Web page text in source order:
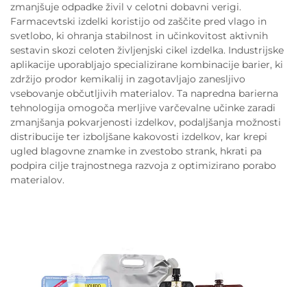
zmanjšuje odpadke živil v celotni dobavni verigi.
Farmacevtski izdelki koristijo od zaščite pred vlago in
svetlobo, ki ohranja stabilnost in učinkovitost aktivnih
sestavin skozi celoten življenjski cikel izdelka. Industrijske
aplikacije uporabljajo specializirane kombinacije barier, ki
zdržijo prodor kemikalij in zagotavljajo zanesljivo
vsebovanje občutljivih materialov. Ta napredna barierna
tehnologija omogoča merljive varčevalne učinke zaradi
zmanjšanja pokvarjenosti izdelkov, podaljšanja možnosti
distribucije ter izboljšane kakovosti izdelkov, kar krepi
ugled blagovne znamke in zvestobo strank, hkrati pa
podpira cilje trajnostnega razvoja z optimizirano porabo
materialov.